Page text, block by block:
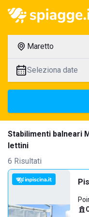
Maretto
Seleziona date
Stabilimenti balneari
lettini
6 Risultati